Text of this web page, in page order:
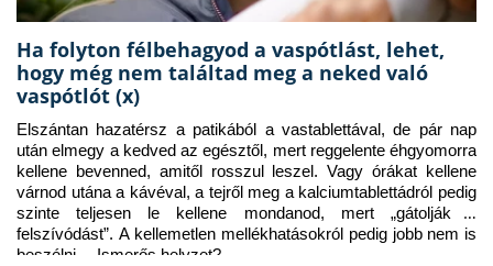
Ha folyton félbehagyod a vaspótlást, lehet,
hogy még nem találtad meg a neked való
vaspótlót (x)
Elszántan hazatérsz a patikából a vastablettával, de pár nap
után elmegy a kedved az egésztől, mert reggelente éhgyomorra
kellene bevenned, amitől rosszul leszel. Vagy órákat kellene
várnod utána a kávéval, a tejről meg a kalciumtablettádról pedig
szinte teljesen le kellene mondanod, mert „gátolják a
felszívódást”. A kellemetlen mellékhatásokról pedig jobb nem is
beszélni… Ismerős helyzet?